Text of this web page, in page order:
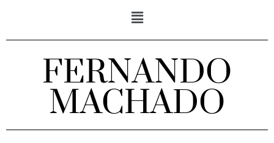
FERNANDO
MACHADO